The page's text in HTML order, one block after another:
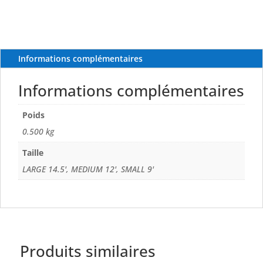
Informations complémentaires
Informations complémentaires
Poids
0.500 kg
Taille
LARGE 14.5', MEDIUM 12', SMALL 9'
Produits similaires